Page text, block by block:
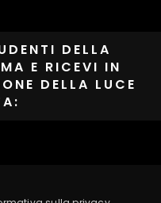
DELLA
E RICEVI IN
DELLA LUCE